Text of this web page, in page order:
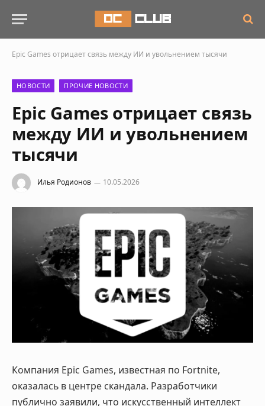
Epic Games отрицает связь между ИИ и увольнением тысячи
НОВОСТИ ПРОЧИЕ НОВОСТИ
Epic Games отрицает связь
между ИИ и увольнением
тысячи
Илья Родионов 10.05.2026
Компания Epic Games, известная по Fortnite,
оказалась в центре скандала. Разработчики
публично заявили, что искусственный интеллект